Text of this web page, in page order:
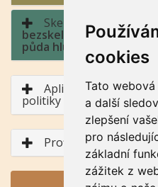
cookies
Tato
a další
zlepšení
pro
základní
zážitek z
Skeletovitost a
bezskeletovitá, s
půda hluboká, půda
Aplikace BPEJ v
politiky
Profil půdního typu